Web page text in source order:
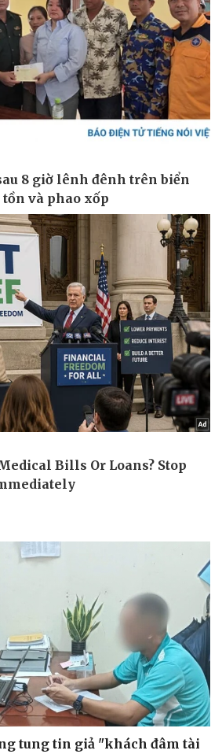
tung tin giả "khách đâm tài